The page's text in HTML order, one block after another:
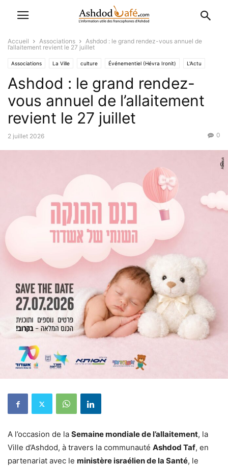
Accueil Associations
Ashdod : le grand rendez-vous annuel de
l’allaitement revient le 27 juillet
Associations La Ville culture Événementiel (Hévra Ironit) L'Actu
Pratique Sante Société
Ashdod : le grand rendez-
vous annuel de l’allaitement
revient le 27 juillet
2 juillet 2026 0
A l’occasion de la Semaine mondiale de l’allaitement, la
Ville d’Ashdod, à travers la communauté Ashdod Taf, en
partenariat avec le ministère israélien de la Santé, le